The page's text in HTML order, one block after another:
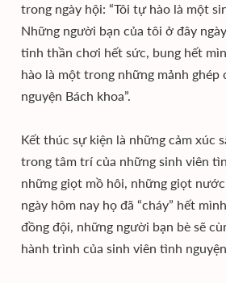
trong ngày hội: “Tôi tự hào là một
Những người bạn của tôi ở đây
tinh thần chơi hết sức, bung hết
hào là một trong những mảnh ghép
nguyện Bách khoa”.
Kết thúc sự kiện là những cảm xúc
trong tâm trí của những sinh viên
những giọt mồ hôi, những giọt
ngày hôm nay họ đã “cháy” hết
đồng đội, những người bạn bè sẽ
hành trình của sinh viên tình